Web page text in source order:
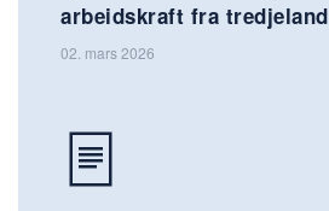
arbeidskraft fra tredjeland
02. mars 2026